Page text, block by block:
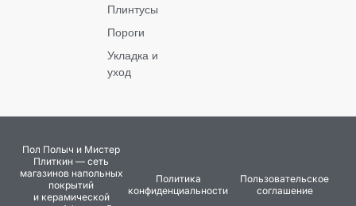
Плинтусы
Пороги
Укладка и
уход
Пол Полыч и Мистер
Плиткин — сеть
магазинов напольных
покрытий
и керамической
Политика
конфиденциальности
Пользовательское
соглашение